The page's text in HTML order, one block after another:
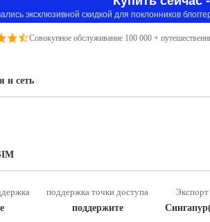
эксклюзивной скидкой для поклонников
Совокупное обслуживание 100 000 +
и сеть
поддержка точки доступа
поддержите
Экспорт